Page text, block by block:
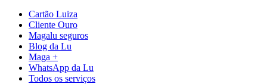
Cartão Luiza
Cliente Ouro
Magalu seguros
Blog da Lu
Maga +
WhatsApp da Lu
Todos os serviços